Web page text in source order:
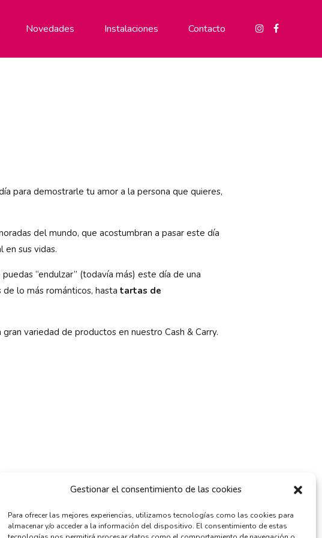
Gestionar el consentimiento de las cookies
Para ofrecer las mejores experiencias, utilizamos tecnologías como las cookies para
almacenar y/o acceder a la información del dispositivo. El consentimiento de estas
Novedades Instalaciones Contacto
para demostrarle tu amor a la persona que quieres,
del mundo, que acostumbran a pasar este día
en sus vidas.
“endulzar” (todavía más) este día de una
lo más románticos, hasta tartas de
variedad de productos en nuestro Cash & Carry.